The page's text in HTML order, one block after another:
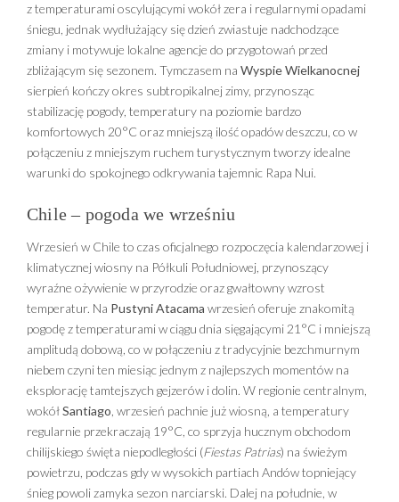
z temperaturami oscylującymi wokół zera i regularnymi opadami
śniegu, jednak wydłużający się dzień zwiastuje nadchodzące
zmiany i motywuje lokalne agencje do przygotowań przed
zbliżającym się sezonem. Tymczasem na Wyspie Wielkanocnej
sierpień kończy okres subtropikalnej zimy, przynosząc
stabilizację pogody, temperatury na poziomie bardzo
komfortowych 20°C oraz mniejszą ilość opadów deszczu, co w
połączeniu z mniejszym ruchem turystycznym tworzy idealne
warunki do spokojnego odkrywania tajemnic Rapa Nui.
Chile – pogoda we wrześniu
Wrzesień w Chile to czas oficjalnego rozpoczęcia kalendarzowej i
klimatycznej wiosny na Półkuli Południowej, przynoszący
wyraźne ożywienie w przyrodzie oraz gwałtowny wzrost
temperatur. Na Pustyni Atacama wrzesień oferuje znakomitą
pogodę z temperaturami w ciągu dnia sięgającymi 21°C i mniejszą
amplitudą dobową, co w połączeniu z tradycyjnie bezchmurnym
niebem czyni ten miesiąc jednym z najlepszych momentów na
eksplorację tamtejszych gejzerów i dolin. W regionie centralnym,
wokółSantiago , wrzesień pachnie już wiosną, a temperatury
regularnie przekraczają 19°C, co sprzyja hucznym obchodom
chilijskiego święta niepodległości (Fiestas Patrias) na świeżym
powietrzu, podczas gdy w wysokich partiach Andów topniejący
śnieg powoli zamyka sezon narciarski. Dalej na południe, w